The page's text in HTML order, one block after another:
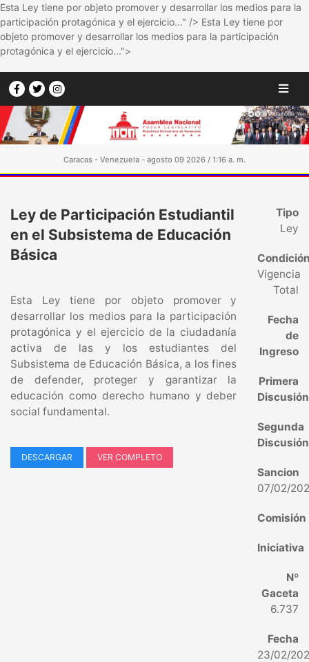
Esta Ley tiene por objeto promover y desarrollar los medios para la
participación protagónica y el ejercicio..." /> Esta Ley tiene por
objeto promover y desarrollar los medios para la participación
protagónica y el ejercicio...">
Caracas - Venezuela - agosto 09 2026 / 1:16 a. m.
Ley de Participación Estudiantil
en el Subsistema de Educación
Básica
Esta Ley tiene por objeto promover y
desarrollar los medios para la participación
protagónica y el ejercicio de la ciudadanía
activa de las y los estudiantes del
Subsistema de Educación Básica, a los fines
de defender, proteger y garantizar la
educación como derecho humano y deber
social fundamental.
DESCARGAR VER COMPLETO
Tipo
Ley
Vigencia
Total
Fecha
de
Ingreso
Primera
Discusión
Segunda
Discusión
Sancion
07/02/
Comisión
Iniciativa
Nº
Gaceta
6.737
Fecha
23/02/